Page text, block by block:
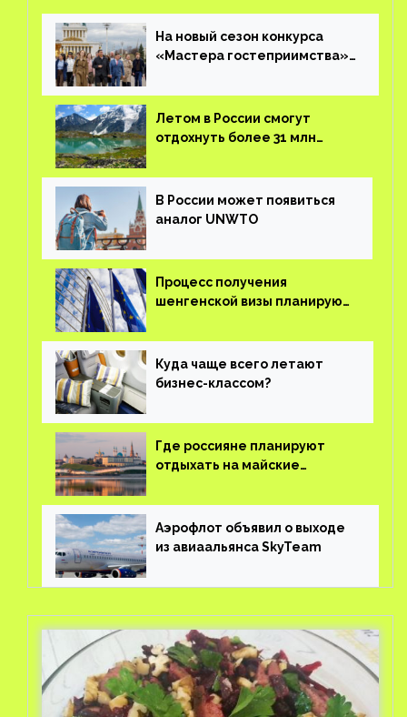
На новый сезон конкурса
«Мастера гостеприимства»
заявок
Летом в России смогут
отдохнуть более 31 млн
В России может появиться
аналог UNWTO
Процесс получения
шенгенской визы планируют
Куда чаще всего летают
бизнес-классом?
Где россияне планируют
отдыхать на майские
Аэрофлот объявил о выходе
из авиаальянса SkyTeam